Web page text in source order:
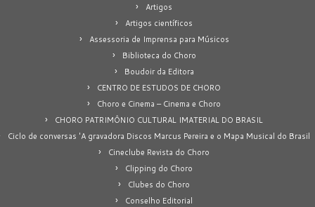
Artigos
Artigos científicos
Assessoria de Imprensa para Músicos
Biblioteca do Choro
Boudoir da Editora
CENTRO DE ESTUDOS DE CHORO
Choro e Cinema – Cinema e Choro
CHORO PATRIMÔNIO CULTURAL IMATERIAL DO BRASIL
Ciclo de conversas 'A gravadora Discos Marcus Pereira e o Mapa Musical do Brasil
Cineclube Revista do Choro
Clipping do Choro
Clubes do Choro
Conselho Editorial